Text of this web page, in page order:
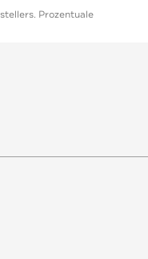
Prozentuale